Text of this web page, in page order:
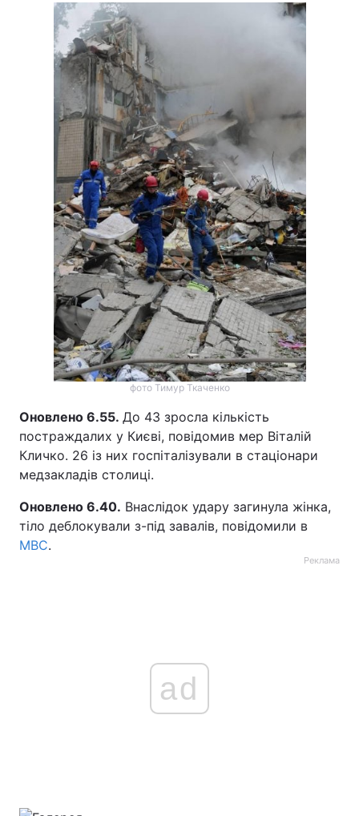
фото Тимур Ткаченко
Оновлено 6.55. До 43 зросла кількість
постраждалих у Києві, повідомив мер Віталій
Кличко. 26 із них госпіталізували в стаціонари
медзакладів столиці.
Оновлено 6.40. Внаслідок удару загинула жінка,
тіло деблокували з-під завалів, повідомили в
МВС.
Реклама
ad